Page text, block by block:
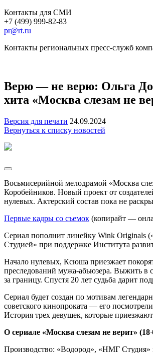
Контакты для СМИ
+7 (499) 999-82-83
pr@rt.ru
Контакты региональных пресс-служб
Верю — не верю: Ольга
хита «Москва слезам не
Версия для печати 24.09.2024
Вернуться к списку новостей
Восьмисерийной мелодрамой «Москва
Коробейников. Новый проект от
нулевых. Актерский состав пока не
Первые кадры со съемок (копирайт —
Сериал пополнит линейку Wink Originals
Студией» при поддержке Института
Начало нулевых, Ксюша приезжает
преследований мужа-абьюзера. Выжить в
за границу. Спустя 20 лет судьба дарит
Сериал будет создан по мотивам
советского кинопроката — его
История трех девушек, которые
О сериале «Москва слезам не верит»
Производство: «Водород», «НМГ